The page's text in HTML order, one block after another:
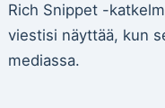
Rich Snippet -
viestisi näyttää, kun
mediassa.